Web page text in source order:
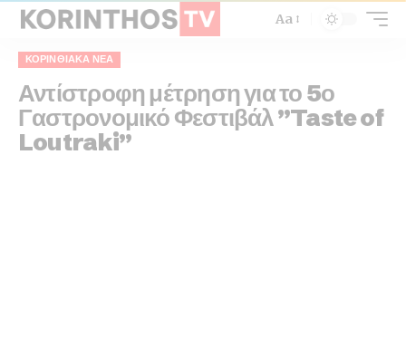
Aa
ΚΟΡΙΝΘΙΑΚΆ ΝΈΑ
Αντίστροφη μέτρηση για το 5ο
Γαστρονομικό Φεστιβάλ ”Taste of
Loutraki”